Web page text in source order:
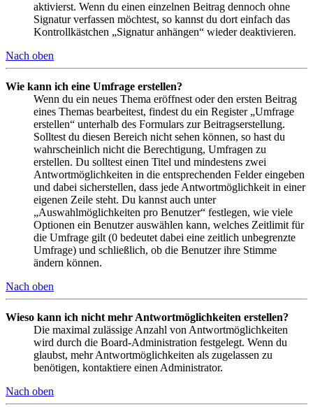
aktivierst. Wenn du einen einzelnen Beitrag dennoch ohne
Signatur verfassen möchtest, so kannst du dort einfach das
Kontrollkästchen „Signatur anhängen“ wieder deaktivieren.
Nach oben
Wie kann ich eine Umfrage erstellen?
Wenn du ein neues Thema eröffnest oder den ersten Beitrag
eines Themas bearbeitest, findest du ein Register „Umfrage
erstellen“ unterhalb des Formulars zur Beitragserstellung.
Solltest du diesen Bereich nicht sehen können, so hast du
wahrscheinlich nicht die Berechtigung, Umfragen zu
erstellen. Du solltest einen Titel und mindestens zwei
Antwortmöglichkeiten in die entsprechenden Felder eingeben
und dabei sicherstellen, dass jede Antwortmöglichkeit in einer
eigenen Zeile steht. Du kannst auch unter
„Auswahlmöglichkeiten pro Benutzer“ festlegen, wie viele
Optionen ein Benutzer auswählen kann, welches Zeitlimit für
die Umfrage gilt (0 bedeutet dabei eine zeitlich unbegrenzte
Umfrage) und schließlich, ob die Benutzer ihre Stimme
ändern können.
Nach oben
Wieso kann ich nicht mehr Antwortmöglichkeiten erstellen?
Die maximal zulässige Anzahl von Antwortmöglichkeiten
wird durch die Board-Administration festgelegt. Wenn du
glaubst, mehr Antwortmöglichkeiten als zugelassen zu
benötigen, kontaktiere einen Administrator.
Nach oben